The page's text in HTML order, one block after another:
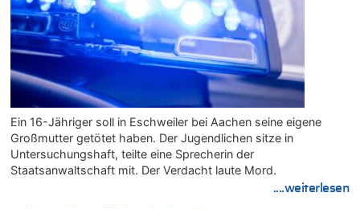
Ein 16-Jähriger soll in Eschweiler bei Aachen seine eigene
Großmutter getötet haben. Der Jugendlichen sitze in
Untersuchungshaft, teilte eine Sprecherin der
Staatsanwaltschaft mit. Der Verdacht laute Mord.
....weiterlesen